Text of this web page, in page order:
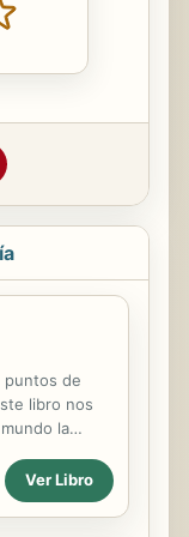
puntos de
libro nos
la
año 2020.
edificio
una
Ver Libro